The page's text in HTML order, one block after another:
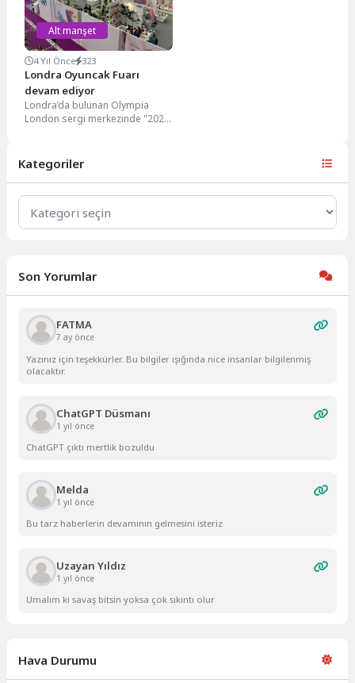
Alt manşet
4 Yıl Önce 323
Londra Oyuncak Fuarı
devam ediyor
Londra’da bulunan Olympia
London sergi merkezinde "2023
Kategoriler
Kategoriler
Son Yorumlar
FATMA
7 ay önce
Yazınız için teşekkürler. Bu bilgiler ışığında nice insanlar bilgilenmiş
olacaktır.
ChatGPT Düsmanı
1 yıl önce
ChatGPT çıktı mertlik bozuldu
Melda
1 yıl önce
Bu tarz haberlerin devamının gelmesini isteriz
Uzayan Yıldız
1 yıl önce
Umalım ki savaş bitsin yoksa çok sıkıntı olur
Hava Durumu